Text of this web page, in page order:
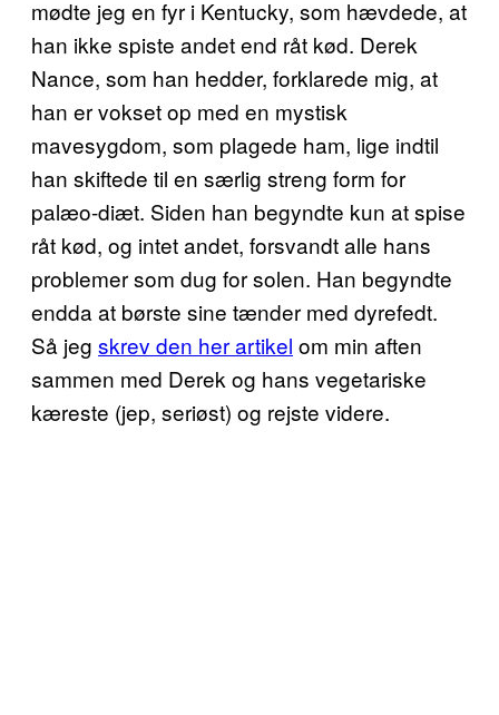
mødte jeg en fyr i Kentucky, som hævdede, at
han ikke spiste andet end råt kød. Derek
Nance, som han hedder, forklarede mig, at
han er vokset op med en mystisk
mavesygdom, som plagede ham, lige indtil
han skiftede til en særlig streng form for
palæo-diæt. Siden han begyndte kun at spise
råt kød, og intet andet, forsvandt alle hans
problemer som dug for solen. Han begyndte
endda at børste sine tænder med dyrefedt.
Så jeg skrev den her artikel om min aften
sammen med Derek og hans vegetariske
kæreste (jep, seriøst) og rejste videre.